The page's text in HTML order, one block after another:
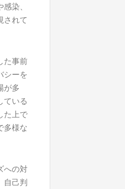
染、
されて
た事前
シーを
が多
ている
た上で
多様な
への対
自己判